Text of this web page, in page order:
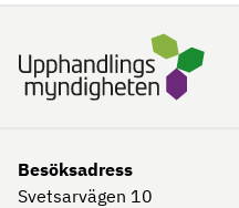
Besöksadress
Svetsarvägen 10